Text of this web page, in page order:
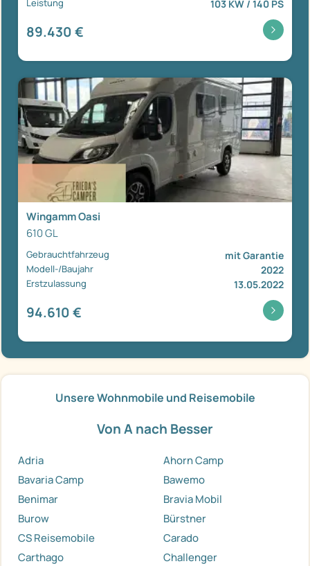
Leistung 103 KW / 140 PS
89.430 €
Wingamm Oasi
610 GL
Gebrauchtfahrzeug mit Garantie
Modell-/Baujahr 2022
Erstzulassung 13.05.2022
94.610 €
Unsere Wohnmobile und Reisemobile
Von A nach Besser
Adria
Ahorn Camp
Bavaria Camp
Bawemo
Benimar
Bravia Mobil
Burow
Bürstner
CS Reisemobile
Carado
Carthago
Challenger